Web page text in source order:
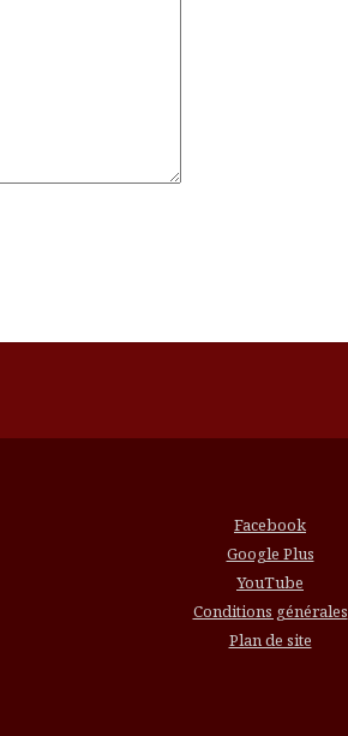
Facebook
Google Plus
YouTube
Conditions générales
Plan de site